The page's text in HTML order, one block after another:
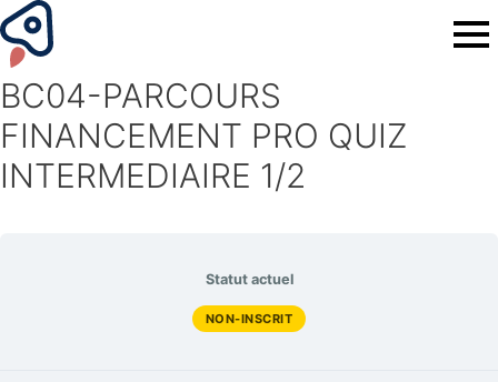
BC04-PARCOURS
FINANCEMENT PRO QUIZ
INTERMEDIAIRE 1/2
Statut actuel
NON-INSCRIT